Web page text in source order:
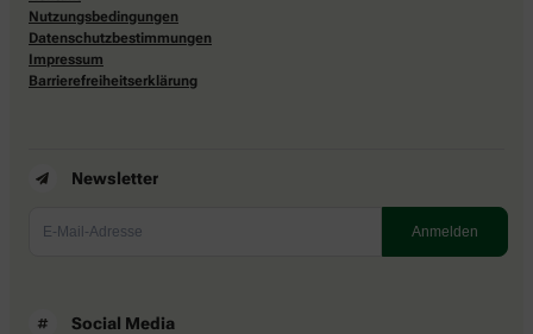
Nutzungsbedingungen
Datenschutzbestimmungen
Impressum
Barrierefreiheitserklärung
Newsletter
Social Media